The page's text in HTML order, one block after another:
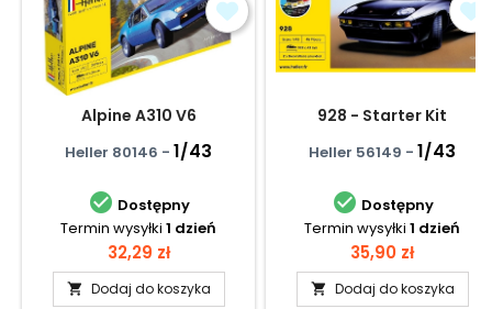
Alpine A310 V6
Heller 80146 - 1/43
 Dostępny
Termin wysyłki 1 dzień
Cena
32,29 zł
 Dodaj do koszyka
928 - Starter Kit
Heller 56149 - 1/43
 Dostępny
Termin wysyłki 1 dzień
Cena
35,90 zł
 Dodaj do koszyka